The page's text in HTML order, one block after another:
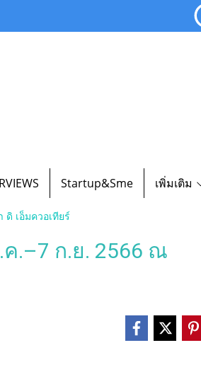
Startup&Sme เพิ่มเติม
เอ็มควอเทียร์
.–7 ก.ย. 2566 ณ